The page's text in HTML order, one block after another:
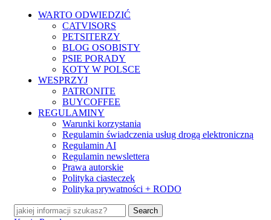
WARTO ODWIEDZIĆ
CATVISORS
PETSITERZY
BLOG OSOBISTY
PSIE PORADY
KOTY W POLSCE
WESPRZYJ
PATRONITE
BUYCOFFEE
REGULAMINY
Warunki korzystania
Regulamin świadczenia usług drogą elektroniczną
Regulamin AI
Regulamin newslettera
Prawa autorskie
Polityka ciasteczek
Polityka prywatności + RODO
Search